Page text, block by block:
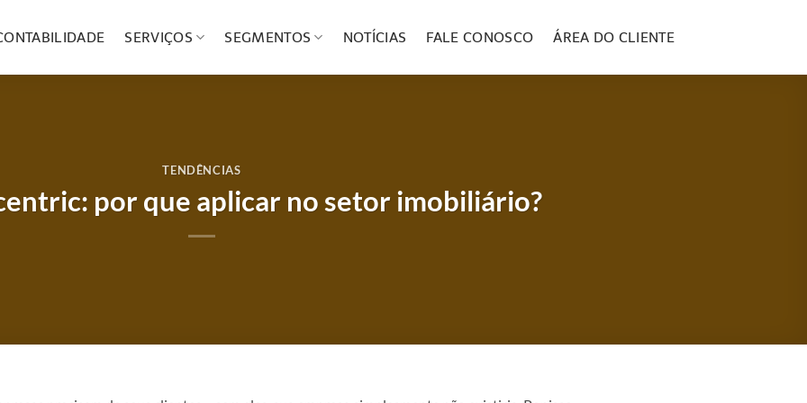
SERVIÇOS SEGMENTOS NOTÍCIAS FALE CONOSCO ÁREA DO CLIENTE
TENDÊNCIAS
por que aplicar no setor imobiliário?